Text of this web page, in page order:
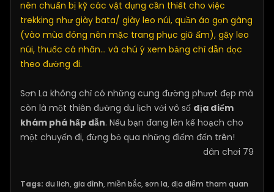
nên chuẩn bị kỹ các vật dụng cần thiết cho việc
trekking như giày bata/ giày leo núi, quần áo gọn gàng
(vào mùa đông nên mặc trang phục giữ ấm), gậy leo
núi, thuốc cá nhân… và chú ý xem bảng chỉ dẫn dọc
theo đường đi.
Sơn La không chỉ có những cung đường phượt đẹp mà
còn là một thiên đường du lịch với vô số địa điểm
khám phá hấp dẫn. Nếu bạn đang lên kế hoạch cho
một chuyến đi, đừng bỏ qua những điểm đến trên!
dân chơi 79
Tags: du lich, gia đình, miền bắc, sơn la, địa điểm tham quan